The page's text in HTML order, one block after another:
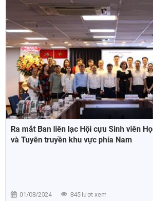
Ra mắt Ban liên lạc Hội cựu Sinh viên
và Tuyên truyền khu vực phía Nam
01/08/2024 845 lượt xem